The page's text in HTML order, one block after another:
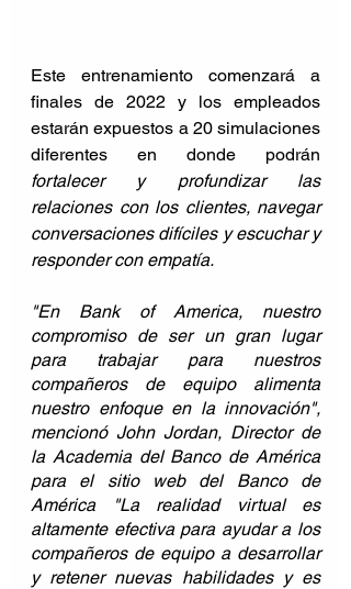
Este entrenamiento comenzará a
finales de 2022 y los empleados
estarán expuestos a 20 simulaciones
fortalecer y profundizar las
relaciones con los clientes, navegar
conversaciones difíciles y escuchar y
responder con empatía.
"En Bank of America, nuestro
compromiso de ser un gran lugar
para trabajar para nuestros
compañeros de equipo alimenta
nuestro enfoque en la innovación",
mencionó John Jordan, Director de
la Academia del Banco de América
para el sitio web del Banco de
América "La realidad virtual es
altamente efectiva para ayudar a los
compañeros de equipo a desarrollar
y retener nuevas habilidades y es